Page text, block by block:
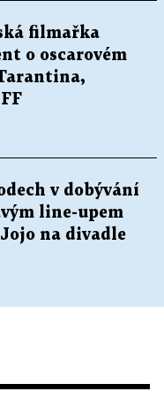
filmařka
o oscarovém
v dobývání
line-upem
na divadle